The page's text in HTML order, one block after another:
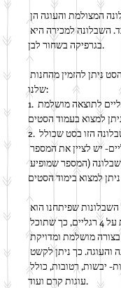
בגרפיקה בשחור לבן.
שלנו:
1. סט של 4 רגליים לתוצאה מושלמת
למצוא בעמוד הסטים
2. ניתן להכניס את השבלונה הזו בסט שכולל
הסידורי של השבלונה (המספר שמופיע
למצוא בימוד הסטים
לקשט את העוגות בצורה מושלמת ומדויקת
את כל סוגי עוגות- יבשות, רטובות, כולל
עוגות קרם ועוד.